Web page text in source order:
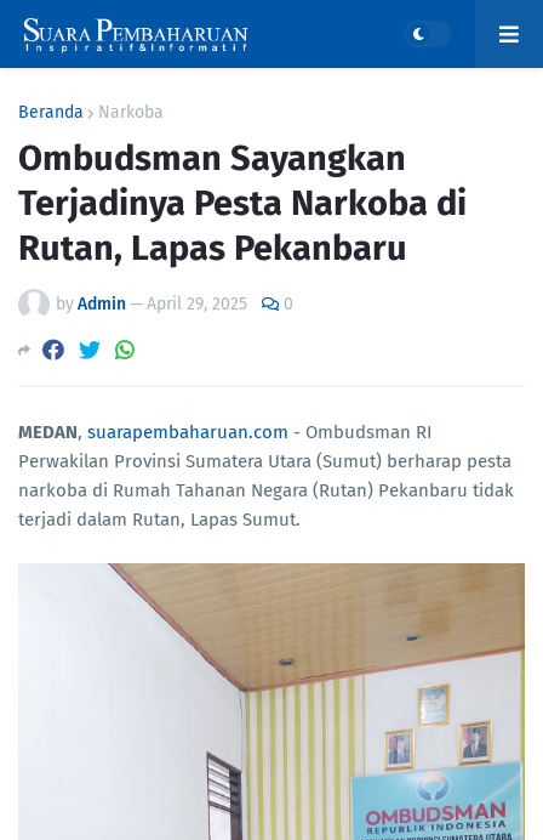
Beranda Narkoba
Ombudsman Sayangkan
Terjadinya Pesta Narkoba di
Rutan, Lapas Pekanbaru
byAdmin—April 29, 2025 0
MEDAN, suarapembaharuan.com - Ombudsman RI
Perwakilan Provinsi Sumatera Utara (Sumut) berharap pesta
narkoba di Rumah Tahanan Negara (Rutan) Pekanbaru tidak
terjadi dalam Rutan, Lapas Sumut.